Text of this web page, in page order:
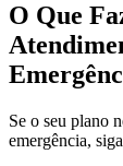
O Que
Se o seu plano
emergência,